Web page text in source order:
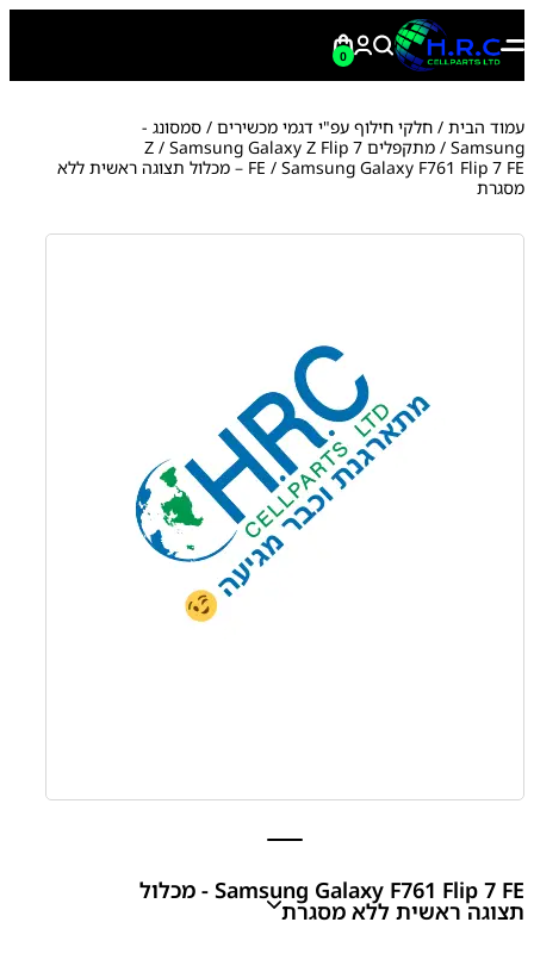
0
עמוד הבית / חלקי חילוף עפ"י דגמי מכשירים / סמסונג -
Samsung
/ מתקפלים Z / Samsung Galaxy Z Flip 7
FE / Samsung Galaxy F761 Flip 7 FE – מכלול תצוגה ראשית ללא
מסגרת
Samsung Galaxy F761 Flip 7 FE - מכלול
תצוגה ראשית ללא מסגרת